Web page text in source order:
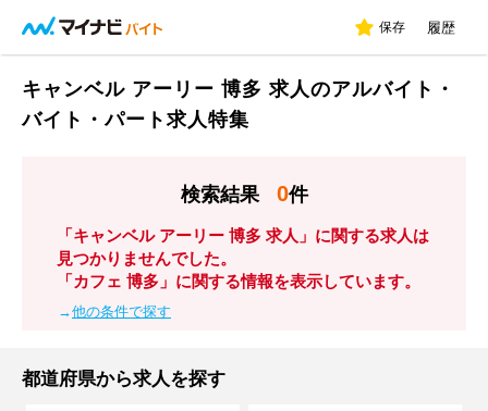
保存 履歴
キャンベル アーリー 博多 求人のアルバイト・
バイト・パート求人特集
検索結果 0件
「キャンベル アーリー 博多 求人」に関する求人は
見つかりませんでした。
「カフェ 博多」に関する情報を表示しています。
→他の条件で探す
都道府県から求人を探す